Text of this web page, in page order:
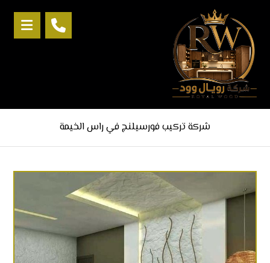
شركة تركيب فورسيلنج في راس الخيمة